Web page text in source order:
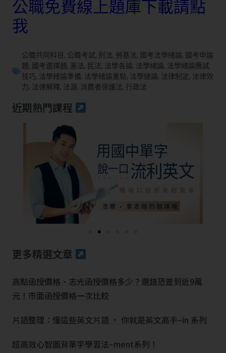
公職免費線上題庫下載請點
我
公職共同科目 , 公職考試, 刑法, 勞基法, 國考法學緒論, 國考申論
題, 國考選擇題, 憲法, 民法, 法學各論, 法學緒論, 法學緒論應試
技巧, 法學緒論準備, 法學緒論重點, 法學總論, 法律制定, 法律效
力, 法律解釋, 法源, 消費者保護法, 行政法
近期熱門課程
更多精選文章
高點函授價格、志光函授價格多少？選錯恐差到近9萬
元！市面函授價格一次比較
片語整理：懂這些英文片語 ， 你就是英文高手–in 系列
超高效心智圖背單字學習法–ment系列！